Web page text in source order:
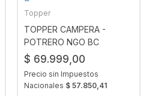
Topper
TOPPER CAMPERA -
POTRERO NGO BC
$ 69.999,00
Precio sin Impuestos
Nacionales $ 57.850,41